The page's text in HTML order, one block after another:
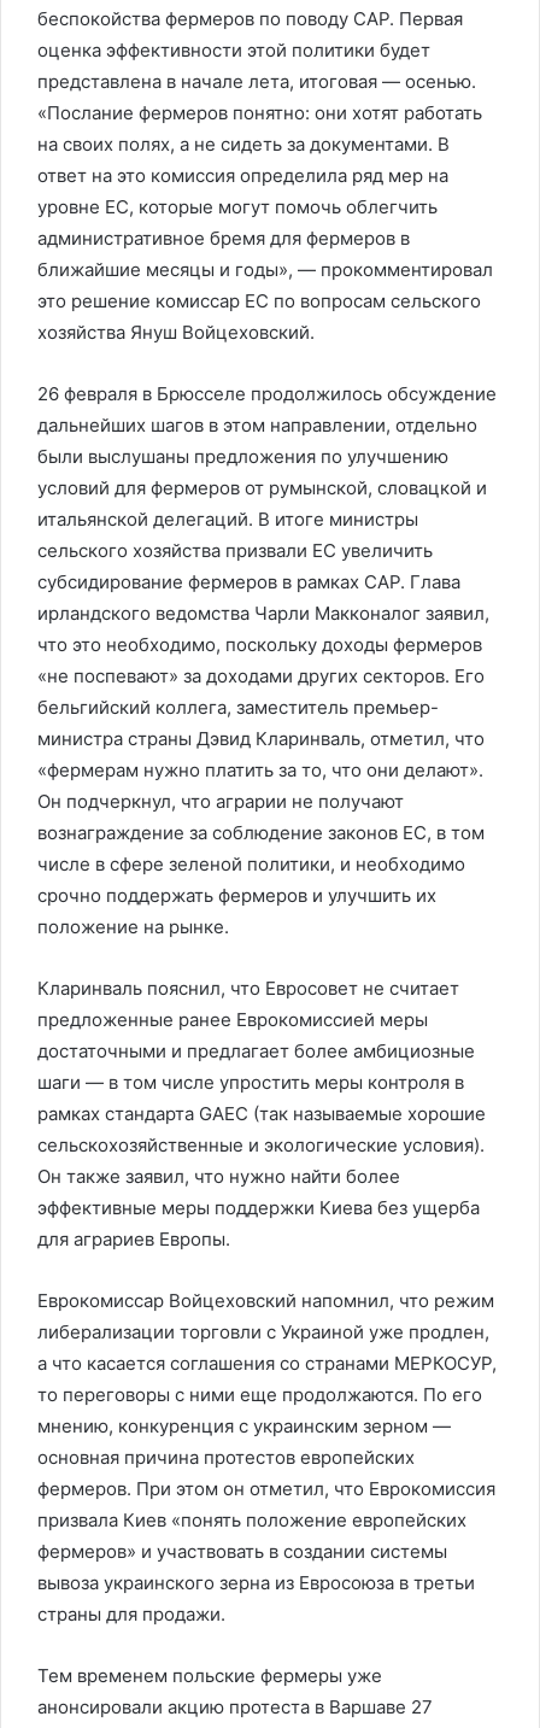
беспокойства фермеров по поводу CAP. Первая
оценка эффективности этой политики будет
представлена в начале лета, итоговая — осенью.
«Послание фермеров понятно: они хотят работать
на своих полях, а не сидеть за документами. В
ответ на это комиссия определила ряд мер на
уровне ЕС, которые могут помочь облегчить
административное бремя для фермеров в
ближайшие месяцы и годы», — прокомментировал
это решение комиссар ЕС по вопросам сельского
хозяйства Януш Войцеховский.
26 февраля в Брюсселе продолжилось обсуждение
дальнейших шагов в этом направлении, отдельно
были выслушаны предложения по улучшению
условий для фермеров от румынской, словацкой и
итальянской делегаций. В итоге министры
сельского хозяйства призвали ЕС увеличить
субсидирование фермеров в рамках CAP. Глава
ирландского ведомства Чарли Макконалог заявил,
что это необходимо, поскольку доходы фермеров
«не поспевают» за доходами других секторов. Его
бельгийский коллега, заместитель премьер-
министра страны Дэвид Кларинваль, отметил, что
«фермерам нужно платить за то, что они делают».
Он подчеркнул, что аграрии не получают
вознаграждение за соблюдение законов ЕС, в том
числе в сфере зеленой политики, и необходимо
срочно поддержать фермеров и улучшить их
положение на рынке.
Кларинваль пояснил, что Евросовет не считает
предложенные ранее Еврокомиссией меры
достаточными и предлагает более амбициозные
шаги — в том числе упростить меры контроля в
рамках стандарта GAEC (так называемые хорошие
сельскохозяйственные и экологические условия).
Он также заявил, что нужно найти более
эффективные меры поддержки Киева без ущерба
для аграриев Европы.
Еврокомиссар Войцеховский напомнил, что режим
либерализации торговли с Украиной уже продлен,
а что касается соглашения со странами МЕРКОСУР,
то переговоры с ними еще продолжаются. По его
мнению, конкуренция с украинским зерном —
основная причина протестов европейских
фермеров. При этом он отметил, что Еврокомиссия
призвала Киев «понять положение европейских
фермеров» и участвовать в создании системы
вывоза украинского зерна из Евросоюза в третьи
страны для продажи.
Тем временем польские фермеры уже
анонсировали акцию протеста в Варшаве 27